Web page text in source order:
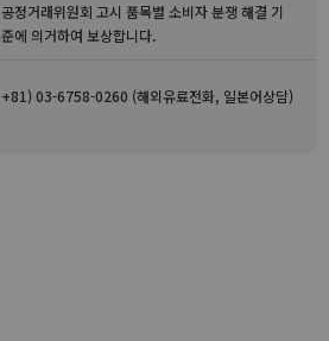
공정거래위원회 고시 품목별 소비자 분쟁 해결 기
준에 의거하여 보상합니다.
+81) 03-6758-0260 (해외유료전화, 일본어상담)